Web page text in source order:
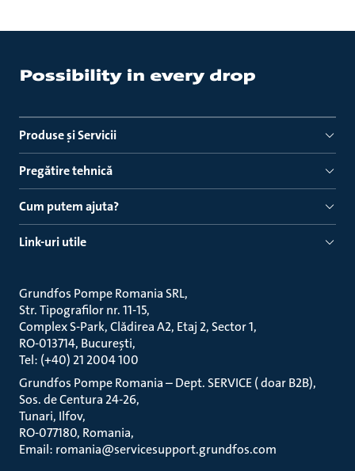
Produse ṣi Servicii
Pregătire tehnică
Cum putem ajuta?
Link-uri utile
Grundfos Pompe Romania SRL
Str. Tipografilor nr. 11-15
Complex S-Park, Clădirea A2, Etaj 2, Sector 1
RO-013714, București
Tel: (+40) 21 2004 100
Grundfos Pompe Romania – Dept. SERVICE ( doar B2B)
Sos. de Centura 24-26
Tunari, Ilfov
RO-077180, Romania
Email: romania@servicesupport.grundfos.com